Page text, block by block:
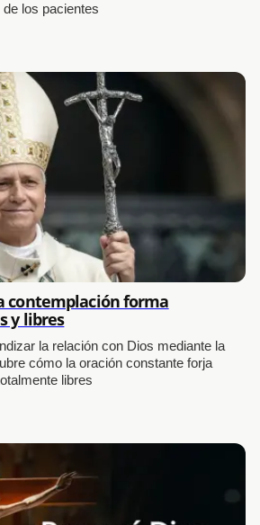
los pacientes
contemplación forma
y libres
la relación con Dios mediante la
cómo la oración constante forja
libres